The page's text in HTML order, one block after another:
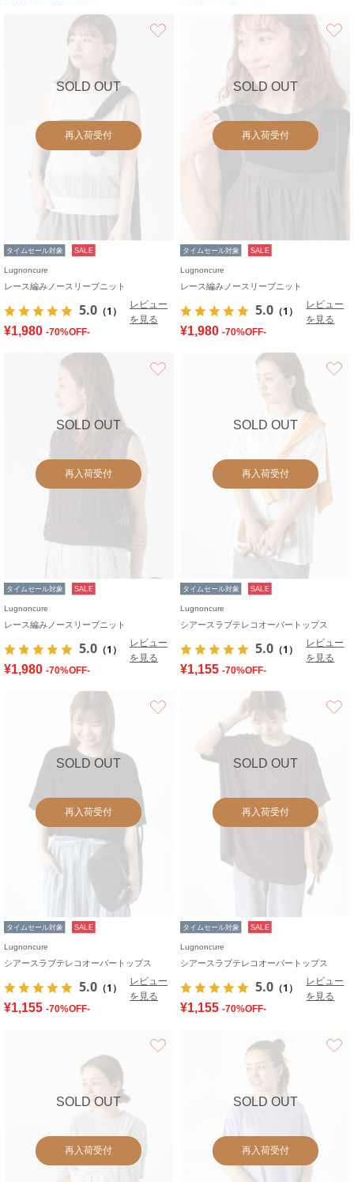
SOLD OUT
再入荷受付
タイムセール対象 SALE
Lugnoncure
レース編みノースリーブニット
5.0 （1）
レビュー
を見る
¥1,980 -70%OFF-
SOLD OUT
再入荷受付
タイムセール対象 SALE
Lugnoncure
レース編みノースリーブニット
5.0 （1）
レビュー
を見る
¥1,980 -70%OFF-
SOLD OUT
再入荷受付
タイムセール対象 SALE
Lugnoncure
レース編みノースリーブニット
5.0 （1）
レビュー
を見る
¥1,980 -70%OFF-
SOLD OUT
再入荷受付
タイムセール対象 SALE
Lugnoncure
シアースラブテレコオーバートップス
5.0 （1）
レビュー
を見る
¥1,155 -70%OFF-
SOLD OUT
再入荷受付
タイムセール対象 SALE
Lugnoncure
シアースラブテレコオーバートップス
5.0 （1）
レビュー
を見る
¥1,155 -70%OFF-
SOLD OUT
再入荷受付
タイムセール対象 SALE
Lugnoncure
シアースラブテレコオーバートップス
5.0 （1）
レビュー
を見る
¥1,155 -70%OFF-
SOLD OUT
再入荷受付
SOLD OUT
再入荷受付